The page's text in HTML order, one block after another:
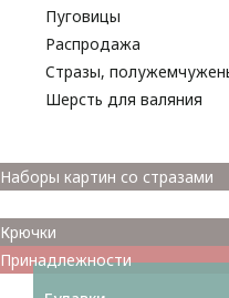
Пуговицы
Распродажа
Стразы,
Шерсть для валяния
Наборы картин со стразами
Крючки
Принадлежности